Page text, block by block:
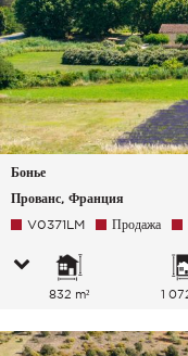
Бонье
Прованс, Франция
V0371LM Продажа
832 m² 1